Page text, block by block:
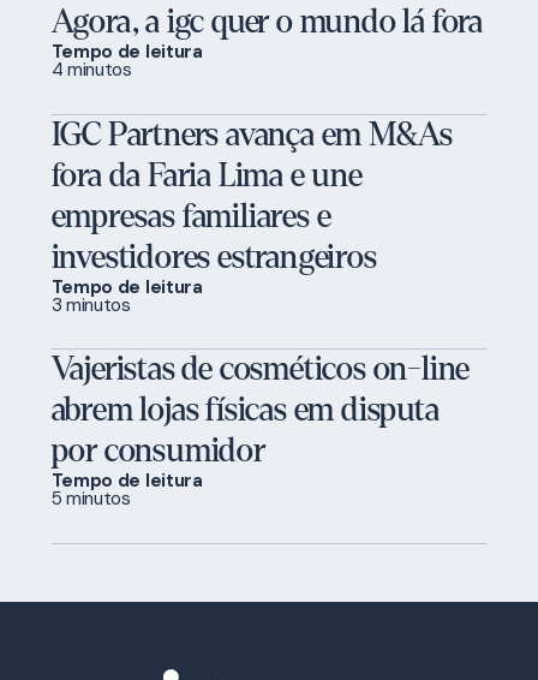
Agora, a igc quer o mundo lá fora
Tempo de leitura
4 minutos
IGC Partners avança em M&As
fora da Faria Lima e une
empresas familiares e
investidores estrangeiros
Tempo de leitura
3 minutos
Vajeristas de cosméticos on-line
abrem lojas físicas em disputa
por consumidor
Tempo de leitura
5 minutos